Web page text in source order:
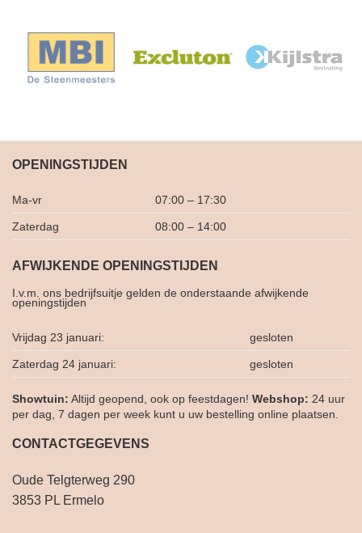
OPENINGSTIJDEN
Ma-vr 07:00 – 17:30
Zaterdag 08:00 – 14:00
AFWIJKENDE OPENINGSTIJDEN
I.v.m. ons bedrijfsuitje gelden de onderstaande afwijkende
openingstijden
Vrijdag 23 januari: gesloten
Zaterdag 24 januari: gesloten
Showtuin: Altijd geopend, ook op feestdagen! Webshop: 24 uur
per dag, 7 dagen per week kunt u uw bestelling online plaatsen.
CONTACTGEGEVENS
Oude Telgterweg 290
3853 PL Ermelo